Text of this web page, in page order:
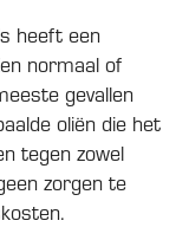
heeft een
normaal of
gevallen
oliën die het
tegen zowel
zorgen te